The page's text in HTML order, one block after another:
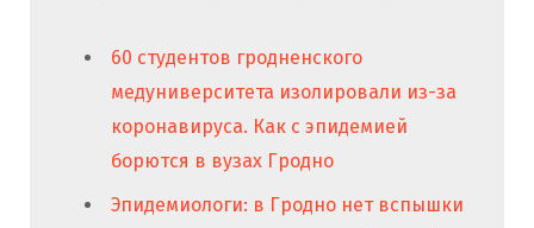
60 студентов гродненского
медуниверситета изолировали из-за
коронавируса. Как с эпидемией
борются в вузах Гродно
Эпидемиологи: в Гродно нет вспышки